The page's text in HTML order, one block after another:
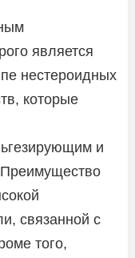
является
нестероидных
которые
и
связанной с
того,